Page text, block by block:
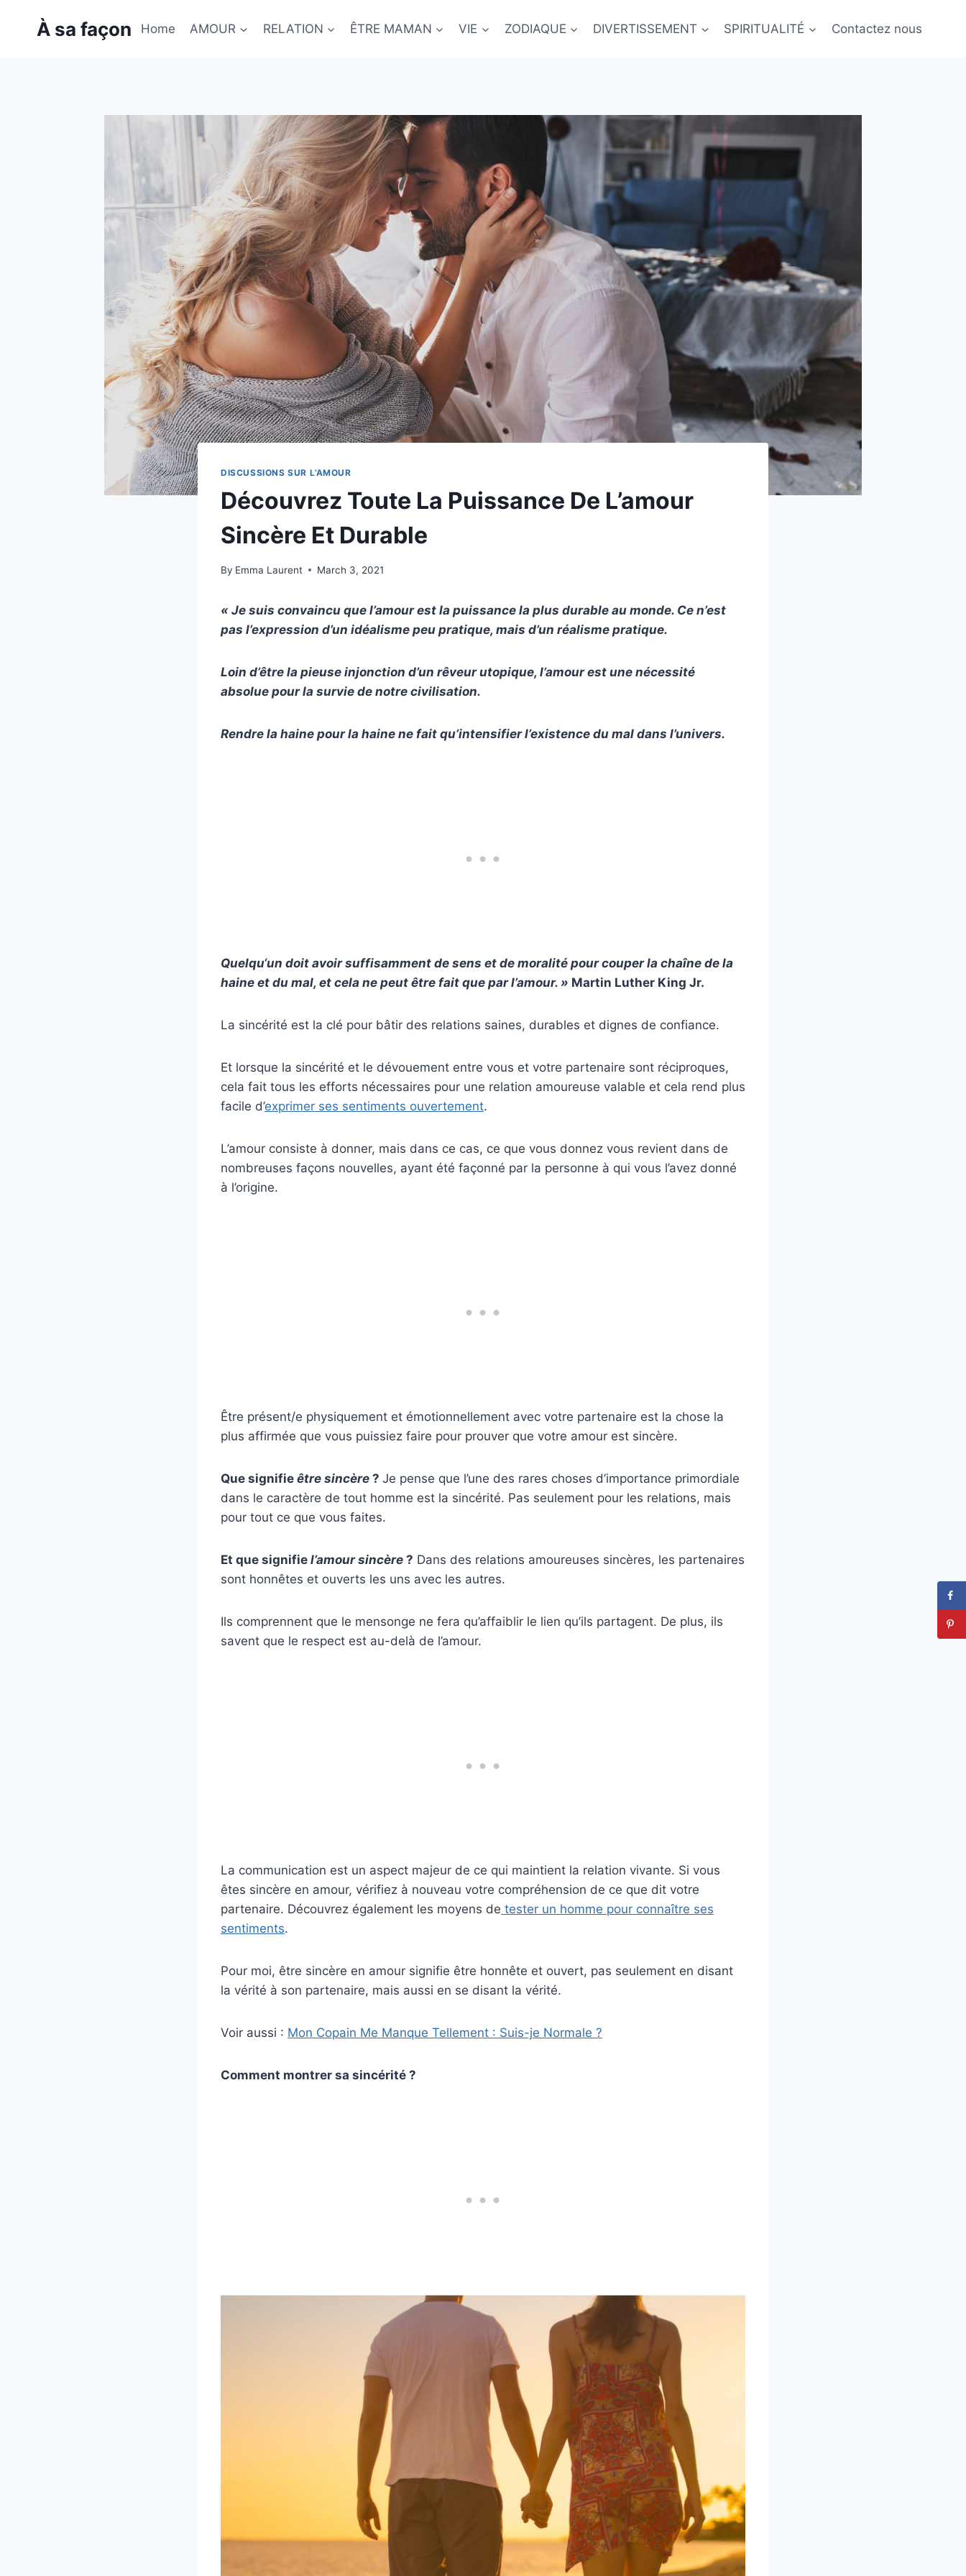
À sa façon Home AMOUR RELATION ÊTRE MAMAN VIE ZODIAQUE DIVERTISSEMENT SPIRITUALITÉ Contactez nous
DISCUSSIONS SUR L’AMOUR
Découvrez Toute La Puissance De L’amour
Sincère Et Durable
By Emma Laurent March 3, 2021
« Je suis convaincu que l’amourest la puissance la plus durable au monde. Ce n’est
pas l’expression d’un idéalisme peu pratique, mais d’un réalisme pratique.
Loin d’être la pieuse injonction d’un rêveur utopique, l’amourest une nécessité
absolue pour la survie de notre civilisation.
Rendre la haine pour la haine ne fait qu’intensifier l’existence du mal dans l’univers.
Quelqu‘un doit avoir suffisamment de sens et de moralité pour couper la chaîne de la
haine et du mal, et cela ne peut être fait que parl’amour. » Martin Luther King Jr.
La sincérité est la clé pour bâtir des relations saines, durables et dignes de confiance.
Et lorsque la sincérité et le dévouement entre vous et votre partenaire sont réciproques,
cela fait tous les efforts nécessaires pour une relation amoureuse valable et cela rend plus
facile d’exprimer ses sentiments ouvertement.
L’amour consiste à donner, mais dans ce cas, ce que vous donnez vous revient dans de
nombreuses façons nouvelles, ayant été façonné par la personne à qui vous l’avez donné
à l’origine.
Être présent/e physiquement et émotionnellement avec votre partenaire est la chose la
plus affirmée que vous puissiez faire pour prouver que votre amour est sincère.
Que signifie être sincère ? Je pense que l’une des rares choses d’importance primordiale
dans le caractère de tout homme est la sincérité. Pas seulement pour les relations, mais
pour tout ce que vous faites.
Et que signifie l’amour sincère ? Dans des relations amoureuses sincères, les partenaires
sont honnêtes et ouverts les uns avec les autres.
Ils comprennent que le mensonge ne fera qu’affaiblir le lien qu’ils partagent. De plus, ils
savent que le respect est au-delà de l’amour.
La communication est un aspect majeur de ce qui maintient la relation vivante. Si vous
êtes sincère en amour, vérifiez à nouveau votre compréhension de ce que dit votre
partenaire. Découvrez également les moyens de tester un homme pour connaître ses
sentiments.
Pour moi, être sincère en amour signifie être honnête et ouvert, pas seulement en disant
la vérité à son partenaire, mais aussi en se disant la vérité.
Voir aussi : Mon Copain Me Manque Tellement : Suis-je Normale ?
Comment montrer sa sincérité ?